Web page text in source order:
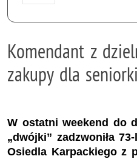
Komendant z
zakupy dla seniorki
W ostatni weekend do
„dwójki” zadzwoniła
Osiedla Karpackiego z